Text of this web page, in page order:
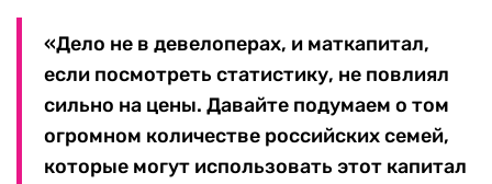
«Дело не в девелоперах, и маткапитал,
если посмотреть статистику, не повлиял
сильно на цены. Давайте подумаем о том
огромном количестве российских семей,
которые могут использовать этот капитал